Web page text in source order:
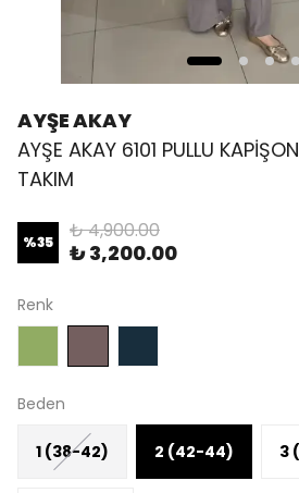
AYŞE AKAY
AYŞE AKAY 6101 PULLU
TAKIM
%35 ₺ 4,900.00
₺ 3,200.00
Renk
Beden
1 (38-42) 2 (42-44) 3